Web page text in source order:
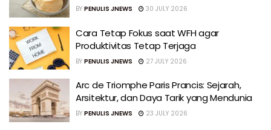
BY PENULIS JNEWS 30 JULY 2026
Cara Tetap Fokus saat WFH agar
Produktivitas Tetap Terjaga
BY PENULIS JNEWS 27 JULY 2026
Arc de Triomphe Paris Prancis: Sejarah,
Arsitektur, dan Daya Tarik yang Mendunia
BY PENULIS JNEWS 23 JULY 2026